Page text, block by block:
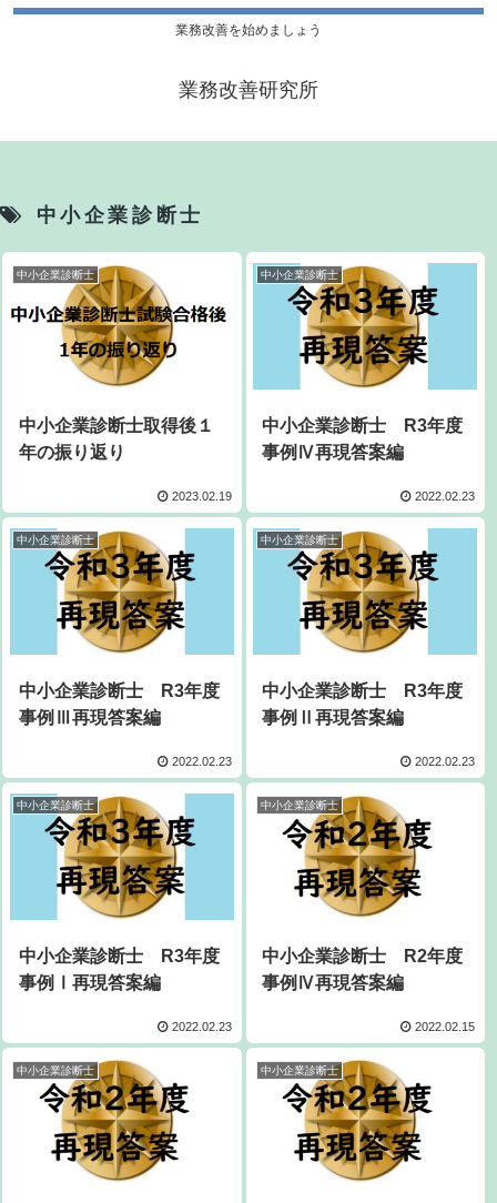
業務改善を始めましょう
業務改善研究所
中小企業診断士
中小企業診断士
中小企業診断士取得後１
年の振り返り
2023.02.19
中小企業診断士
中小企業診断士 R3年度
事例Ⅳ再現答案編
2022.02.23
中小企業診断士
中小企業診断士 R3年度
事例Ⅲ再現答案編
2022.02.23
中小企業診断士
中小企業診断士 R3年度
事例Ⅱ再現答案編
2022.02.23
中小企業診断士
中小企業診断士 R3年度
事例Ⅰ再現答案編
2022.02.23
中小企業診断士
中小企業診断士 R2年度
事例Ⅳ再現答案編
2022.02.15
中小企業診断士 中小企業診断士